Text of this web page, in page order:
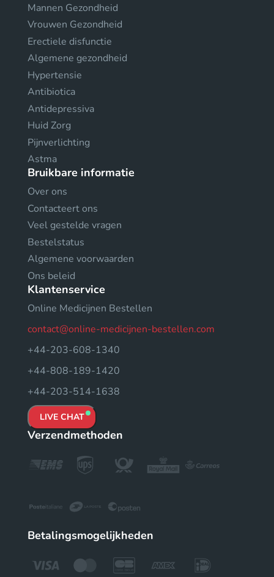
Mannen Gezondheid
Vrouwen Gezondheid
Erectiele disfunctie
Algemene gezondheid
Hypertensie
Antibiotica
Antidepressiva
Huid Zorg
Pijnverlichting
Astma
Bruikbare informatie
Over ons
Contacteert ons
Veel gestelde vragen
Bestelstatus
Algemene voorwaarden
Ons beleid
Klantenservice
Online Medicijnen Bestellen
contact@online-medicijnen-bestellen.com
+44-203-608-1340
+44-808-189-1420
+44-203-514-1638
LIVE CHAT
Verzendmethoden
Betalingsmogelijkheden